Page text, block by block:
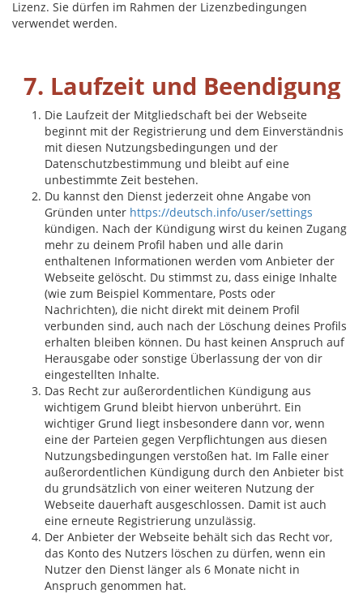
Lizenz. Sie dürfen im Rahmen der Lizenzbedingungen
verwendet werden.
7. Laufzeit und Beendigung
Die Laufzeit der Mitgliedschaft bei der Webseite
beginnt mit der Registrierung und dem Einverständnis
mit diesen Nutzungsbedingungen und der
Datenschutzbestimmung und bleibt auf eine
unbestimmte Zeit bestehen.
Du kannst den Dienst jederzeit ohne Angabe von
Gründen unter https://deutsch.info/user/settings
kündigen. Nach der Kündigung wirst du keinen Zugang
mehr zu deinem Profil haben und alle darin
enthaltenen Informationen werden vom Anbieter der
Webseite gelöscht. Du stimmst zu, dass einige Inhalte
(wie zum Beispiel Kommentare, Posts oder
Nachrichten), die nicht direkt mit deinem Profil
verbunden sind, auch nach der Löschung deines Profils
erhalten bleiben können. Du hast keinen Anspruch auf
Herausgabe oder sonstige Überlassung der von dir
eingestellten Inhalte.
Das Recht zur außerordentlichen Kündigung aus
wichtigem Grund bleibt hiervon unberührt. Ein
wichtiger Grund liegt insbesondere dann vor, wenn
eine der Parteien gegen Verpflichtungen aus diesen
Nutzungsbedingungen verstoßen hat. Im Falle einer
außerordentlichen Kündigung durch den Anbieter bist
du grundsätzlich von einer weiteren Nutzung der
Webseite dauerhaft ausgeschlossen. Damit ist auch
eine erneute Registrierung unzulässig.
Der Anbieter der Webseite behält sich das Recht vor,
das Konto des Nutzers löschen zu dürfen, wenn ein
Nutzer den Dienst länger als 6 Monate nicht in
Anspruch genommen hat.